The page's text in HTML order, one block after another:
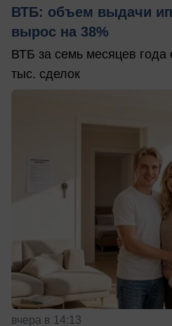
ВТБ: объем выдачи
вырос на 38%
ВТБ за семь месяцев
тыс. сделок
вчера в 14:13